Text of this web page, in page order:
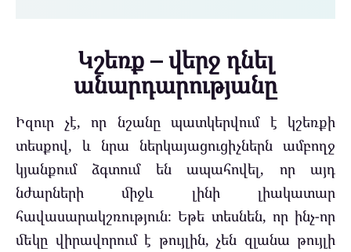
Կշեռք – վերջ դնել
անարդարությանը
Իզուր չէ, որ նշանը պատկերվում է կշեռքի
տեսքով, և նրա ներկայացուցիչներն ամբողջ
կյանքում ձգտում են ապահովել, որ այդ
նժարների միջև լինի լիակատար
հավասարակշռություն։ Եթե ​​տեսնեն, որ ինչ-որ
մեկը վիրավորում է թույլին, չեն զլանա թույլի